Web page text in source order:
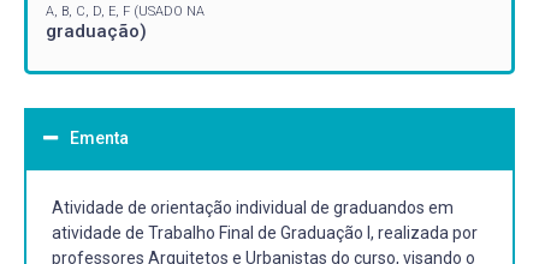
A, B, C, D, E, F (USADO NA
graduação)
Ementa
Atividade de orientação individual de graduandos em
atividade de Trabalho Final de Graduação I, realizada por
professores Arquitetos e Urbanistas do curso, visando o